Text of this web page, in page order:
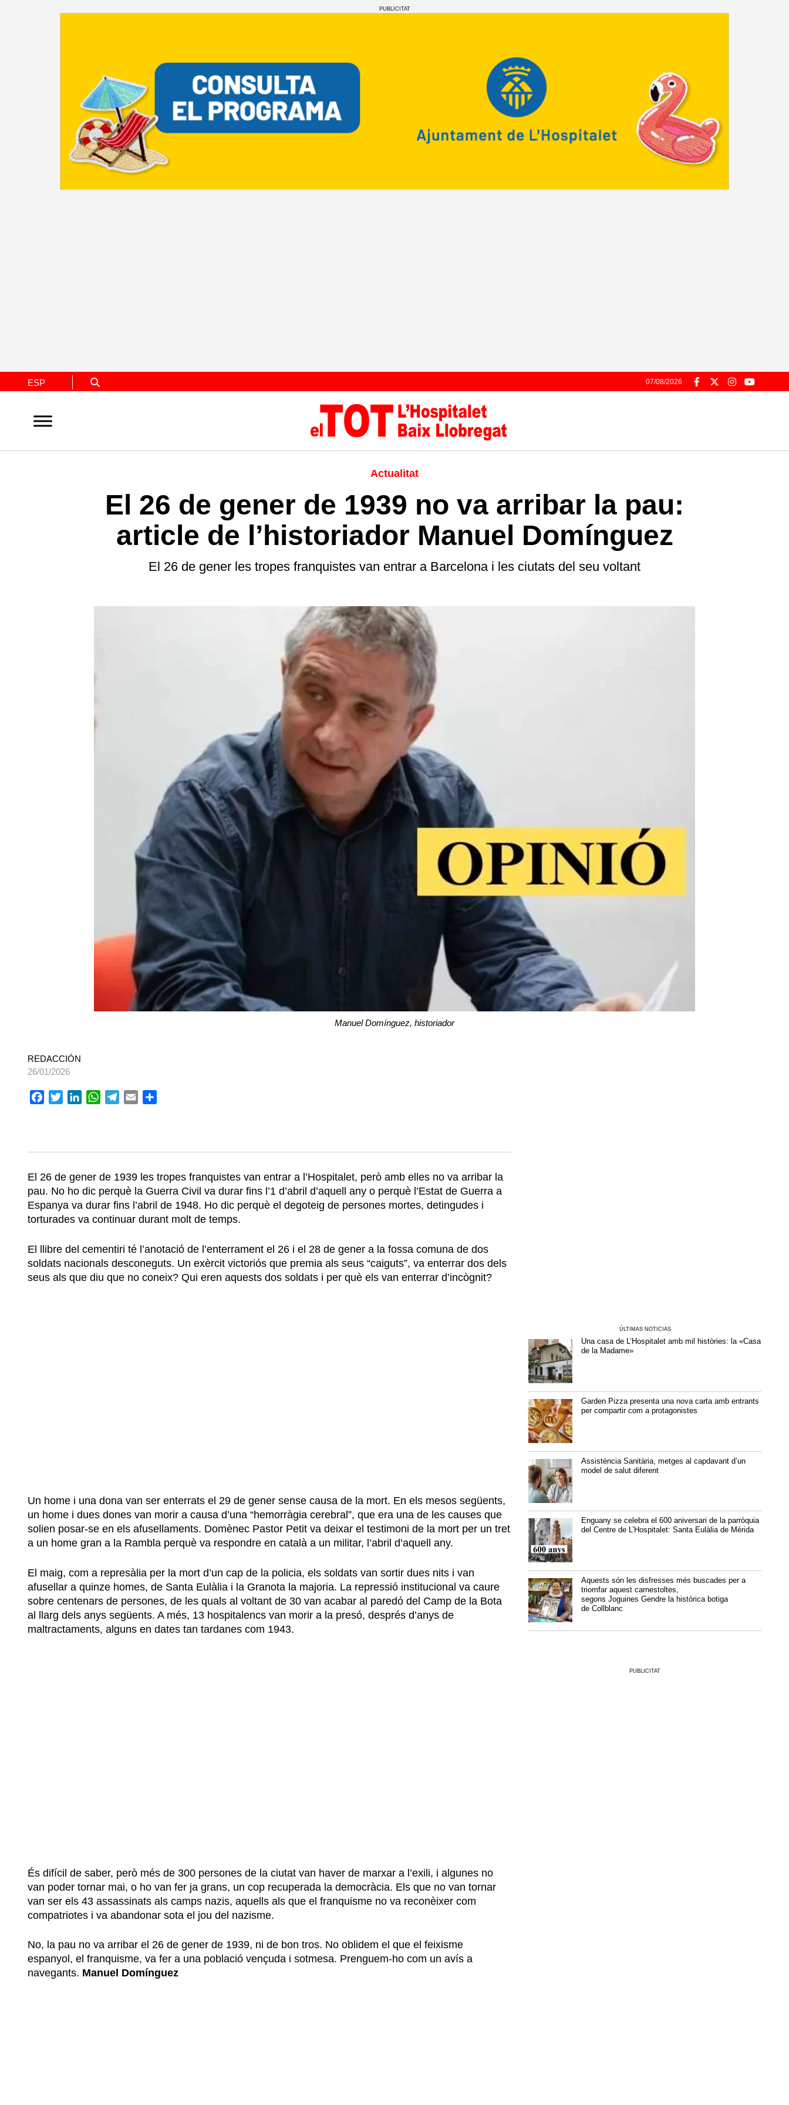
PUBLICITAT
ESP 07/08/2026
Actualitat
El 26 de gener de 1939 no va arribar la pau:
article de l’historiador Manuel Domínguez
El 26 de gener les tropes franquistes van entrar a Barcelona i les ciutats del seu voltant
Manuel Domínguez, historiador
REDACCIÓN
26/01/2026
FacebookTwitterLinkedInWhatsApp
Telegram
Email
El 26 de gener de 1939 les tropes franquistes van entrar a l’Hospitalet, però amb elles no va arribar la
pau. No ho dic perquè la Guerra Civil va durar fins l’1 d’abril d’aquell any o perquè l’Estat de Guerra a
Espanya va durar fins l’abril de 1948. Ho dic perquè el degoteig de persones mortes, detingudes i
torturades va continuar durant molt de temps.
El llibre del cementiri té l’anotació de l’enterrament el 26 i el 28 de gener a la fossa comuna de dos
soldats nacionals desconeguts. Un exèrcit victoriós que premia als seus “caiguts”, va enterrar dos dels
seus als que diu que no coneix? Qui eren aquests dos soldats i per què els van enterrar d’incògnit?
Un home i una dona van ser enterrats el 29 de gener sense causa de la mort. En els mesos següents,
un home i dues dones van morir a causa d’una “hemorràgia cerebral”, que era una de les causes que
solien posar-se en els afusellaments. Domènec Pastor Petit va deixar el testimoni de la mort per un tret
a un home gran a la Rambla perquè va respondre en català a un militar, l’abril d’aquell any.
El maig, com a represàlia per la mort d’un cap de la policia, els soldats van sortir dues nits i van
afusellar a quinze homes, de Santa Eulàlia i la Granota la majoria. La repressió institucional va caure
sobre centenars de persones, de les quals al voltant de 30 van acabar al paredó del Camp de la Bota
al llarg dels anys següents. A més, 13 hospitalencs van morir a la presó, després d’anys de
maltractaments, alguns en dates tan tardanes com 1943.
És difícil de saber, però més de 300 persones de la ciutat van haver de marxar a l’exili, i algunes no
van poder tornar mai, o ho van fer ja grans, un cop recuperada la democràcia. Els que no van tornar
van ser els 43 assassinats als camps nazis, aquells als que el franquisme no va reconèixer com
compatriotes i va abandonar sota el jou del nazisme.
No, la pau no va arribar el 26 de gener de 1939, ni de bon tros. No oblidem el que el feixisme
espanyol, el franquisme, va fer a una població vençuda i sotmesa. Prenguem-ho com un avís a
navegants. Manuel Domínguez
ÚLTIMAS NOTICIAS
Una casa de L’Hospitalet amb mil històries: la «Casa
de la Madame»
Garden Pizza presenta una nova carta amb entrants
per compartir com a protagonistes
Assistència Sanitària, metges al capdavant d’un
model de salut diferent
Enguany se celebra el 600 aniversari de la parròquia
del Centre de L’Hospitalet: Santa Eulàlia de Mèrida
Aquests són les disfresses més buscades per a
triomfar aquest carnestoltes,
segons Joguines Gendre la històrica botiga
de Collblanc
PUBLICITAT